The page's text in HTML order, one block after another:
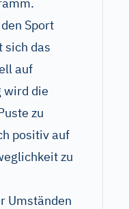
Sport
sich das
auf
wird die
zu
positiv auf
zu
Umständen